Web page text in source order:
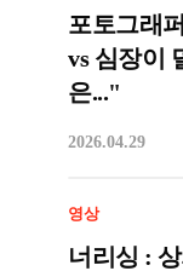
포토그래
vs 심장이
은..."
2026.04.29
영상
너리싱 :